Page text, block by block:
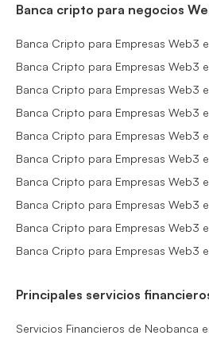
Banca cripto para negocios
Banca Cripto para Empresas Web3
Banca Cripto para Empresas Web3
Banca Cripto para Empresas Web3
Banca Cripto para Empresas Web3
Banca Cripto para Empresas Web3
Banca Cripto para Empresas Web3
Banca Cripto para Empresas Web3
Banca Cripto para Empresas Web3
Banca Cripto para Empresas Web3
Banca Cripto para Empresas Web3
Principales servicios
Servicios Financieros de Neobanca